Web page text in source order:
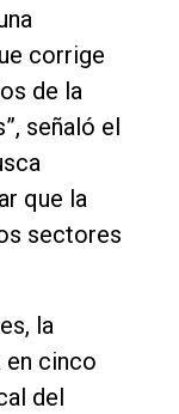
corrige
de la
señaló el
que la
sectores
la
cinco
del